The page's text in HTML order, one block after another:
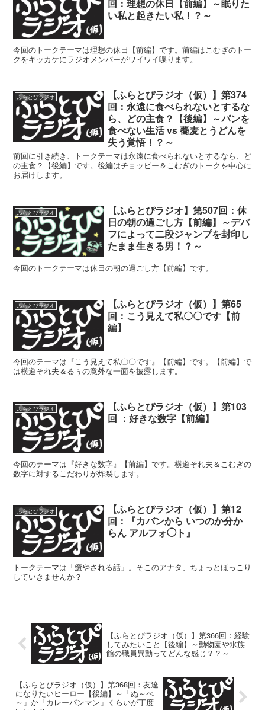
回：理想の休日【前編】～眠りた
い私と起きたい私！？～
今回のトークテーマは理想の休日【前編】です。前編はこむぎのトー
クをキッカケにラジオメンバーがワイワイ喋ります。
ふらとぴラジオ
【ふらとぴラジオ（仮）】第374
回：永遠に食べられないとするな
ら、どの主食？【後編】～パンを
食べない生活 vs 蕎麦とうどんを
失う覚悟！？～
前回に引き続き、トークテーマは永遠に食べられないとするなら、ど
の主食？【後編】です。後編はチョッピー＆こむぎのトークを中心に
お届けします。
ふらとぴラジオ
【ふらとぴラジオ】第507回：休
日の朝の過ごし方【前編】～デバ
フによって二段ジャンプを封印し
たまま生きる男！？～
今回のトークテーマは休日の朝の過ごし方【前編】です。
ふらとぴラジオ
【ふらとぴラジオ（仮）】第65
回：こう見えて私〇〇です【前
編】
今回のテーマは『こう見えて私〇〇です』【前編】です。【前編】で
は横道それ夫＆るぅの意外な一面を披露します。
ふらとぴラジオ
【ふらとぴラジオ（仮）】第103
回 ：好きな数字【前編】
今回のテーマは『好きな数字』【前編】です。横道それ夫＆こむぎの
数字に対するこだわりが炸裂します。
ふらとぴラジオ
【ふらとぴラジオ（仮）】第12
回：『カバンから いつのか分か
らん アルフォ◯ト』
トークテーマは「癒やされる話」。そこのアナタ、ちょっとほっこり
していきませんか？
【ふらとぴラジオ（仮）】第366回：経験
してみたいこと【後編】～動物園や水族
館の職員異動ってどんな感じ？？～
【ふらとぴラジオ（仮）】第368回：友達
になりたいヒーロー【後編】～「ぬ～べ
～」か「カレーパンマン」くらいが丁度